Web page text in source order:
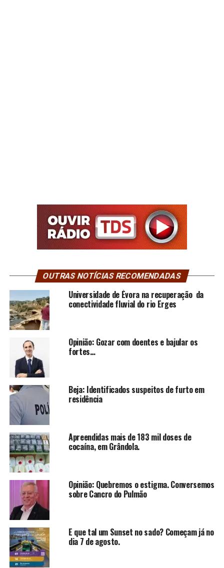
OUTRAS NOTÍCIAS RECOMENDADAS
Universidade de Évora na recuperação da
conectividade fluvial do rio Erges
Opinião: Gozar com doentes e bajular os
fortes…
Beja: Identificados suspeitos de furto em
residência
Apreendidas mais de 183 mil doses de
cocaína, em Grândola.
Opinião: Quebremos o estigma. Conversemos
sobre Cancro do Pulmão
E que tal um Sunset no sado? Começam já no
dia 7 de agosto.